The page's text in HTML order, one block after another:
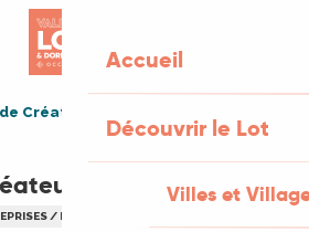
Accueil
Découvrir le Lot
Villes et
Créateurices
/ PROFESSIONNELS / ARTISANS